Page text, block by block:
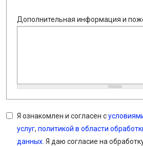
Дополнительная информация и
Я ознакомлен и согласен с
услуг, политикой в области
данных . Я даю согласие на